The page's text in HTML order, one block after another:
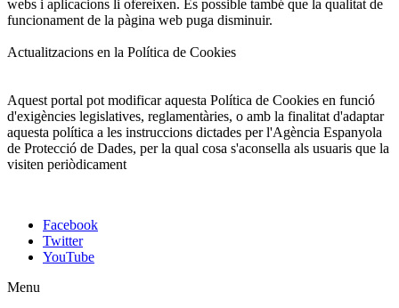
webs i aplicacions li ofereixen. És possible també que la qualitat de
funcionament de la pàgina web puga disminuir.
Actualitzacions en la Política de Cookies
Aquest portal pot modificar aquesta Política de Cookies en funció
d'exigències legislatives, reglamentàries, o amb la finalitat d'adaptar
aquesta política a les instruccions dictades per l'Agència Espanyola
de Protecció de Dades, per la qual cosa s'aconsella als usuaris que la
visiten periòdicament
Facebook
Twitter
YouTube
Menu